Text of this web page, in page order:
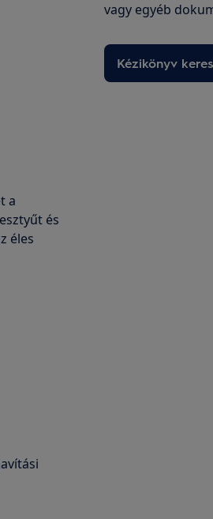
a
és
éles
vagy egyéb
Kézikönyv